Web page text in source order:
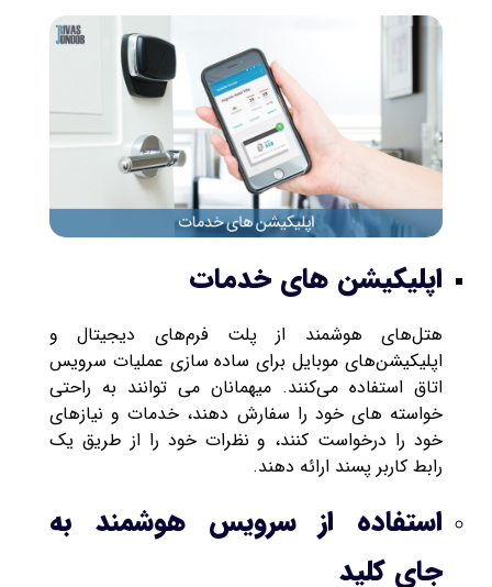
اپلیکیشن های خدمات
هتل‌های هوشمند از پلت ‌فرم‌های دیجیتال و
اپلیکیشن‌های موبایل برای ساده‌ سازی عملیات سرویس
اتاق استفاده می‌کنند. میهمانان می توانند به راحتی
خواسته های خود را سفارش دهند، خدمات و نیازهای
خود را درخواست کنند، و نظرات خود را از طریق یک
رابط کاربر پسند ارائه دهند.
استفاده از سرویس هوشمند به
جای کلید